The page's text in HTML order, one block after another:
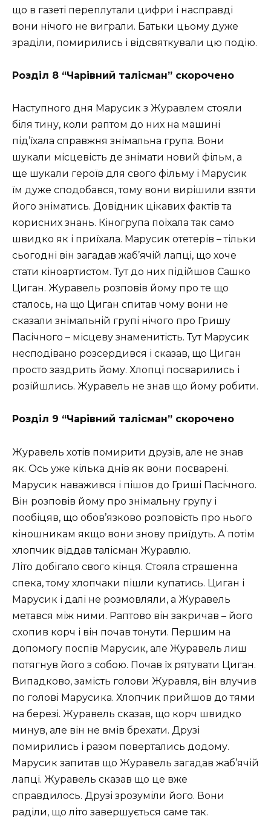
що в газеті переплутали цифри і насправді
вони нічого не виграли. Батьки цьому дуже
зраділи, помирились і відсвяткували цю подію.
Розділ 8 “Чарівний талісман” скорочено
Наступного дня Марусик з Журавлем стояли
біля тину, коли раптом до них на машині
під’їхала справжня знімальна група. Вони
шукали місцевість де знімати новий фільм, а
ще шукали героїв для свого фільму і Марусик
їм дуже сподобався, тому вони вирішили взяти
його зніматись. Довідник цікавих фактів та
корисних знань. Кіногрупа поїхала так само
швидко як і приїхала. Марусик отетерів – тільки
сьогодні він загадав жаб’ячій лапці, що хоче
стати кіноартистом. Тут до них підійшов Сашко
Циган. Журавель розповів йому про те що
сталось, на що Циган спитав чому вони не
сказали знімальній групі нічого про Гришу
Пасічного – місцеву знаменитість. Тут Марусик
несподівано розсердився і сказав, що Циган
просто заздрить йому. Хлопці посварились і
розійшлись. Журавель не знав що йому робити.
Розділ 9 “Чарівний талісман” скорочено
Журавель хотів помирити друзів, але не знав
як. Ось уже кілька днів як вони посварені.
Марусик наважився і пішов до Гриші Пасічного.
Він розповів йому про знімальну групу і
пообіцяв, що обов’язково розповість про нього
кіношникам якщо вони знову приїдуть. А потім
хлопчик віддав талісман Журавлю.
Літо добігало свого кінця. Стояла страшенна
спека, тому хлопчаки пішли купатись. Циган і
Марусик і далі не розмовляли, а Журавель
метався між ними. Раптово він закричав – його
схопив корч і він почав тонути. Першим на
допомогу поспів Марусик, але Журавель лиш
потягнув його з собою. Почав їх рятувати Циган.
Випадково, замість голови Журавля, він влучив
по голові Марусика. Хлопчик прийшов до тями
на березі. Журавель сказав, що корч швидко
минув, але він не вмів брехати. Друзі
помирились і разом повертались додому.
Марусик запитав що Журавель загадав жаб’ячій
лапці. Журавель сказав що це вже
справдилось. Друзі зрозуміли його. Вони
раділи, що літо завершується саме так.